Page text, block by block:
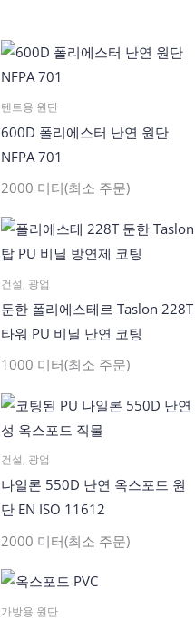
텐트용 원단
600D 폴리에스터 난연 원단
NFPA 701
2000 미터(최소 주문)
건설, 광업
둔한 폴리에스테르 Taslon 228T
타워 PU 비닐 난연 코팅
1000 미터(최소 주문)
건설, 광업
나일론 550D 난연 옥스포드 원
단 EN ISO 11612
2000 미터(최소 주문)
가방용 원단